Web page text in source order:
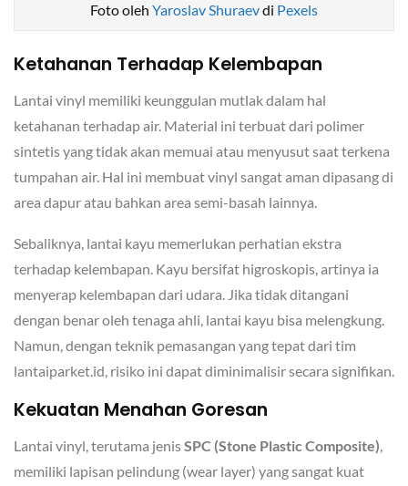
Foto oleh Yaroslav Shuraevdi Pexels
Ketahanan Terhadap Kelembapan
Lantai vinyl memiliki keunggulan mutlak dalam hal
ketahanan terhadap air. Material ini terbuat dari polimer
sintetis yang tidak akan memuai atau menyusut saat terkena
tumpahan air. Hal ini membuat vinyl sangat aman dipasang di
area dapur atau bahkan area semi-basah lainnya.
Sebaliknya, lantai kayu memerlukan perhatian ekstra
terhadap kelembapan. Kayu bersifat higroskopis, artinya ia
menyerap kelembapan dari udara. Jika tidak ditangani
dengan benar oleh tenaga ahli, lantai kayu bisa melengkung.
Namun, dengan teknik pemasangan yang tepat dari tim
lantaiparket.id, risiko ini dapat diminimalisir secara signifikan.
Kekuatan Menahan Goresan
Lantai vinyl, terutama jenisSPC (Stone Plastic Composite),
memiliki lapisan pelindung (wear layer) yang sangat kuat